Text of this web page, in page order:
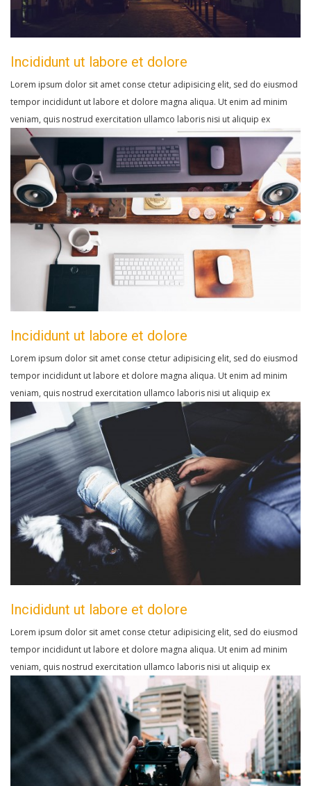
Incididunt ut labore et dolore
Lorem ipsum dolor sit amet conse ctetur adipisicing elit, sed do eiusmod
tempor incididunt ut labore et dolore magna aliqua. Ut enim ad minim
veniam, quis nostrud exercitation ullamco laboris nisi ut aliquip ex
Incididunt ut labore et dolore
Lorem ipsum dolor sit amet conse ctetur adipisicing elit, sed do eiusmod
tempor incididunt ut labore et dolore magna aliqua. Ut enim ad minim
veniam, quis nostrud exercitation ullamco laboris nisi ut aliquip ex
Incididunt ut labore et dolore
Lorem ipsum dolor sit amet conse ctetur adipisicing elit, sed do eiusmod
tempor incididunt ut labore et dolore magna aliqua. Ut enim ad minim
veniam, quis nostrud exercitation ullamco laboris nisi ut aliquip ex